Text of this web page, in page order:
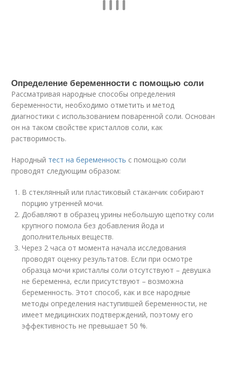
Определение беременности с помощью соли
Рассматривая народные способы определения
беременности, необходимо отметить и метод
диагностики с использованием поваренной соли. Основан
он на таком свойстве кристаллов соли, как
растворимость.
Народный тест на беременность с помощью соли
проводят следующим образом:
В стеклянный или пластиковый стаканчик собирают
порцию утренней мочи.
Добавляют в образец урины небольшую щепотку соли
крупного помола без добавления йода и
дополнительных веществ.
Через 2 часа от момента начала исследования
проводят оценку результатов. Если при осмотре
образца мочи кристаллы соли отсутствуют – девушка
не беременна, если присутствуют – возможна
беременность. Этот способ, как и все народные
методы определения наступившей беременности, не
имеет медицинских подтверждений, поэтому его
эффективность не превышает 50 %.